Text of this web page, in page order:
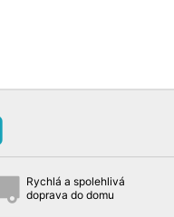
Rychlá a spolehlivá
doprava do domu